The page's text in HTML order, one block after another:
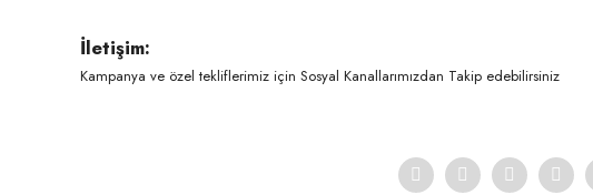
Ürün açıklamasında eksik bilgiler bulunuyor.
Ürün bilgilerinde hatalar bulunuyor.
İletişim:
Kampanya ve özel tekliflerimiz için Sosyal Kanallarımızdan Takip edebilirsiniz